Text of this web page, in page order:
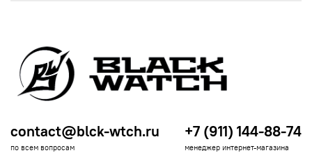
contact@blck-wtch.ru
по всем вопросам
+7 (911) 144-88-74
менеджер интернет-магазина